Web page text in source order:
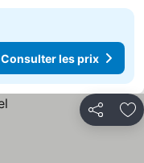
Consulter les prix
Partager